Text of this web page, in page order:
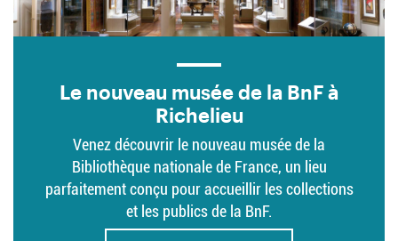
Le nouveau musée de la BnF à
Richelieu
Venez découvrir le nouveau musée de la
Bibliothèque nationale de France, un lieu
parfaitement conçu pour accueillir les collections
et les publics de la BnF.